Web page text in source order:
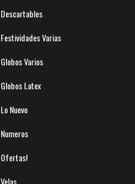
Descartables
Festividades Varias
Globos Varios
Globos Latex
Lo Nuevo
Numeros
Ofertas!
Velas